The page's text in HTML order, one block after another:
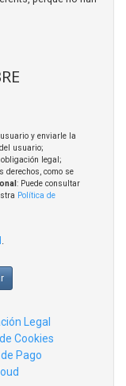
y enviarle la
usuario;
legal;
derechos, como se
: Puede consultar
Política de
Legal
Cookies
Pago